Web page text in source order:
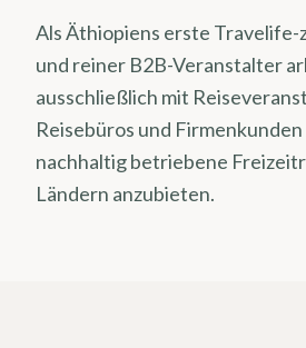
Als Äthiopiens erste
und reiner B2B-Veranstalter
ausschließlich mit
Reisebüros und Firmenkunden
nachhaltig betriebene
Ländern anzubieten.